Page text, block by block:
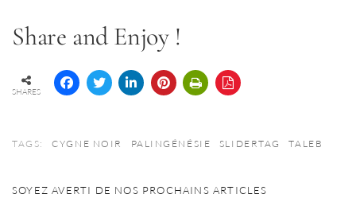
Share and Enjoy !
SHARES
TAGS: CYGNE NOIR PALINGÉNÉSIE SLIDERTAG TALEB
SOYEZ AVERTI DE NOS PROCHAINS ARTICLES